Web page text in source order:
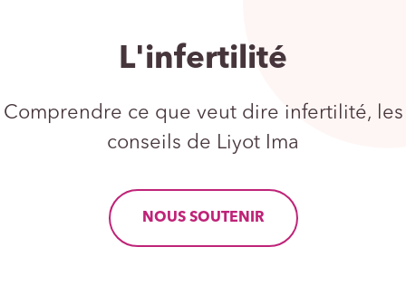
L'infertilité
Comprendre ce que veut dire infertilité, les
conseils de Liyot Ima
NOUS SOUTENIR